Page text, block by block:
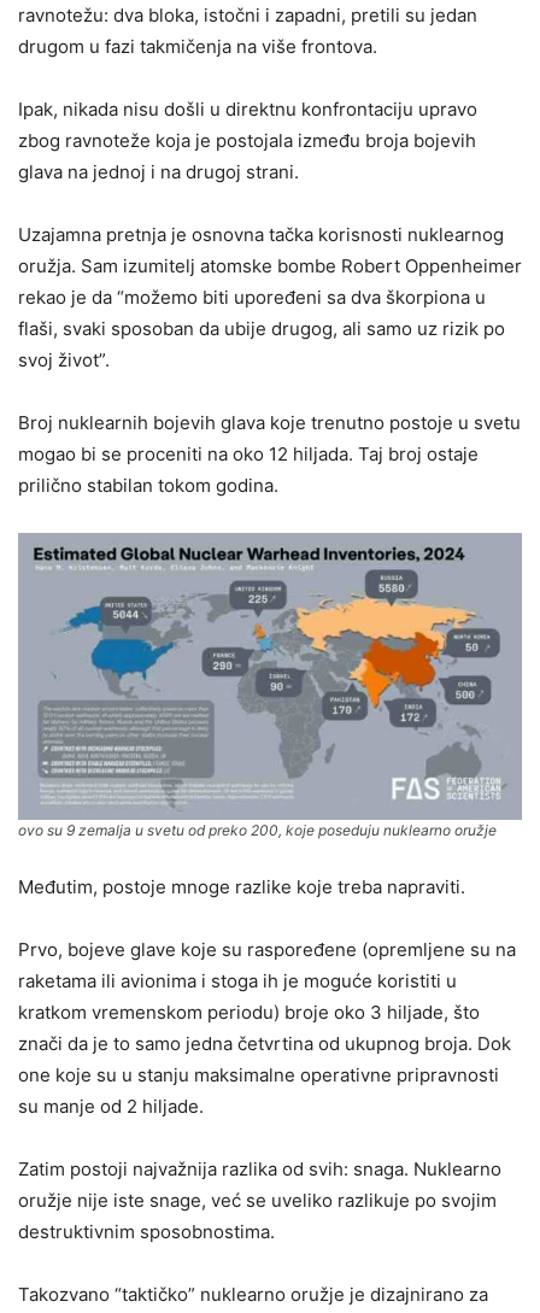
ravnotežu: dva bloka, istočni i zapadni, pretili su jedan
drugom u fazi takmičenja na više frontova.
Ipak, nikada nisu došli u direktnu konfrontaciju upravo
zbog ravnoteže koja je postojala između broja bojevih
glava na jednoj i na drugoj strani.
Uzajamna pretnja je osnovna tačka korisnosti nuklearnog
oružja. Sam izumitelj atomske bombe Robert Oppenheimer
rekao je da “možemo biti upoređeni sa dva škorpiona u
flaši, svaki sposoban da ubije drugog, ali samo uz rizik po
svoj život”.
Broj nuklearnih bojevih glava koje trenutno postoje u svetu
mogao bi se proceniti na oko 12 hiljada. Taj broj ostaje
prilično stabilan tokom godina.
ovo su 9 zemalja u svetu od preko 200, koje poseduju nuklearno oružje
Međutim, postoje mnoge razlike koje treba napraviti.
Prvo, bojeve glave koje su raspoređene (opremljene su na
raketama ili avionima i stoga ih je moguće koristiti u
kratkom vremenskom periodu) broje oko 3 hiljade, što
znači da je to samo jedna četvrtina od ukupnog broja. Dok
one koje su u stanju maksimalne operativne pripravnosti
su manje od 2 hiljade.
Zatim postoji najvažnija razlika od svih: snaga. Nuklearno
oružje nije iste snage, već se uveliko razlikuje po svojim
destruktivnim sposobnostima.
Takozvano “taktičko” nuklearno oružje je dizajnirano za